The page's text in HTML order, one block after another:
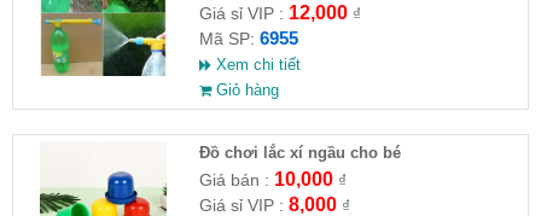
Giá sỉ VIP : 12,000₫
Mã SP: 6955
Xem chi tiết
Giỏ hàng
Đồ chơi lắc xí ngầu cho bé
Giá bán : 10,000₫
Giá sỉ VIP : 8,000₫